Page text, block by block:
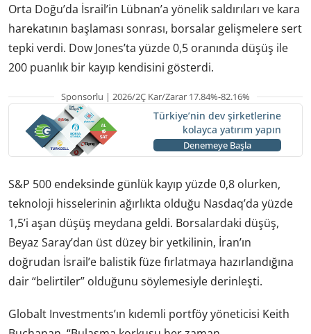
Orta Doğu’da İsrail’in Lübnan’a yönelik saldırıları ve kara
harekatının başlaması sonrası, borsalar gelişmelere sert
tepki verdi. Dow Jones’ta yüzde 0,5 oranında düşüş ile
200 puanlık bir kayıp kendisini gösterdi.
Sponsorlu | 2026/2Ç Kar/Zarar 17.84%-82.16%
Türkiye’nin dev şirketlerine
kolayca yatırım yapın
Denemeye Başla
S&P 500 endeksinde günlük kayıp yüzde 0,8 olurken,
teknoloji hisselerinin ağırlıkta olduğu Nasdaq’da yüzde
1,5’i aşan düşüş meydana geldi. Borsalardaki düşüş,
Beyaz Saray’dan üst düzey bir yetkilinin, İran’ın
doğrudan İsrail’e balistik füze fırlatmaya hazırlandığına
dair “belirtiler” olduğunu söylemesiyle derinleşti.
Globalt Investments’ın kıdemli portföy yöneticisi Keith